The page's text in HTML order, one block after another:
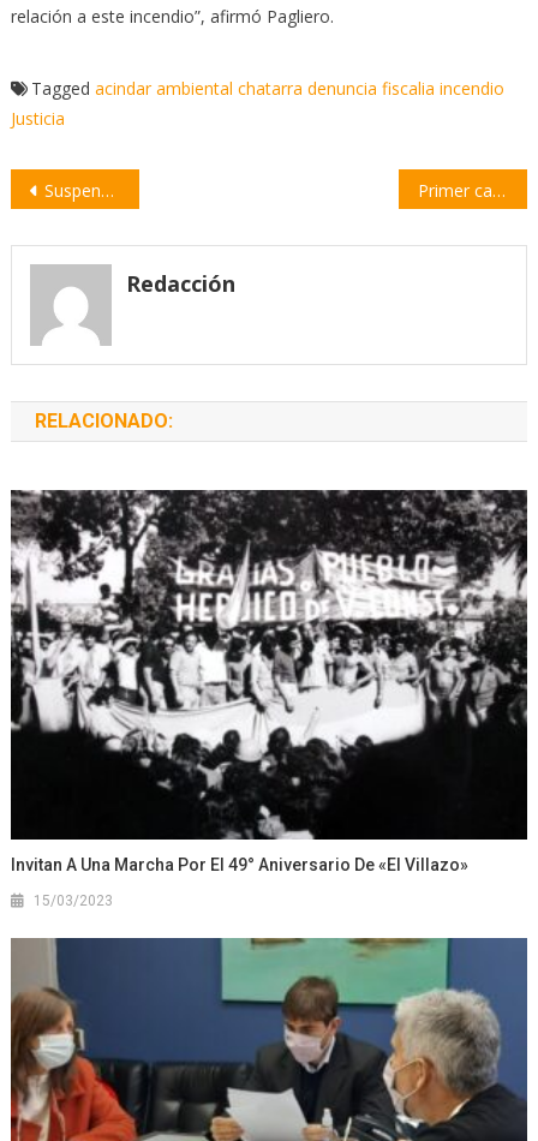
relación a este incendio”, afirmó Pagliero.
Tagged acindar ambiental chatarra denuncia fiscalia incendio
Justicia
Navegación
entradas
Suspenden las clases y cierran las fronteras del país Primer caso fatal de dengue en Rosario
Redacción
RELACIONADO:
Invitan A Una Marcha Por El 49° Aniversario De «El Villazo»
15/03/2023